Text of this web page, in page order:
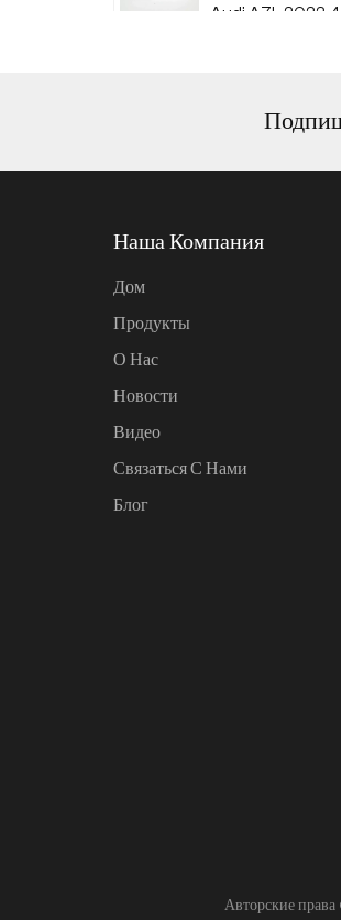
Audi A7L 2022
Ли Авто L6 2024
Макс.
Ли Авто L6
дальнобойная
для умного
Mi SU7 2024,
Наша Компания
Дом
Продукты
О Нас
Новости
Видео
Связаться С Нами
Блог
Авторские